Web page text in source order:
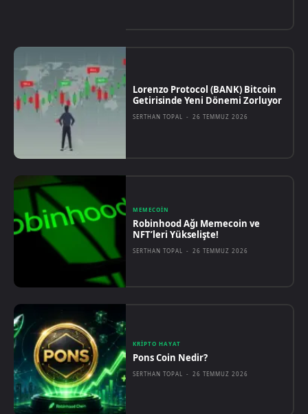
Lorenzo Protocol (BANK) Bitcoin
Getirisinde Yeni Dönemi Zorluyor
SERTHAN TOPAL - 26 TEMMUZ 2026
MEMECOIN
Robinhood Ağı Memecoin ve
NFT’leri Yükselişte!
SERTHAN TOPAL - 26 TEMMUZ 2026
KRIPTO HAYAT
Pons Coin Nedir?
SERTHAN TOPAL - 26 TEMMUZ 2026